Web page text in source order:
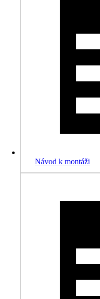
Návod k montáži